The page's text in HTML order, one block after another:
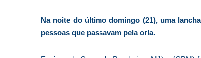
Na noite do último domingo (21), uma
pessoas que passavam pela orla.